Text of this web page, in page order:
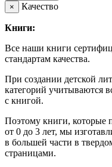
×
Качество
Книги:
Все наши книги
стандартам качества.
При создании детской
категорий учитываются
с книгой.
Поэтому книги, которые
от 0 до 3 лет, мы
в большей части в
страницами.